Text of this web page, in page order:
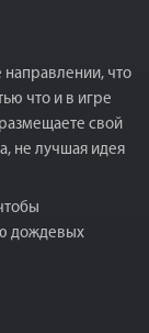
направлении, что
что и в игре
свой
не лучшая идея
дождевых